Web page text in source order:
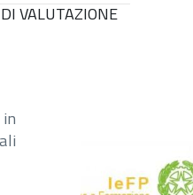
VALUTAZIONE